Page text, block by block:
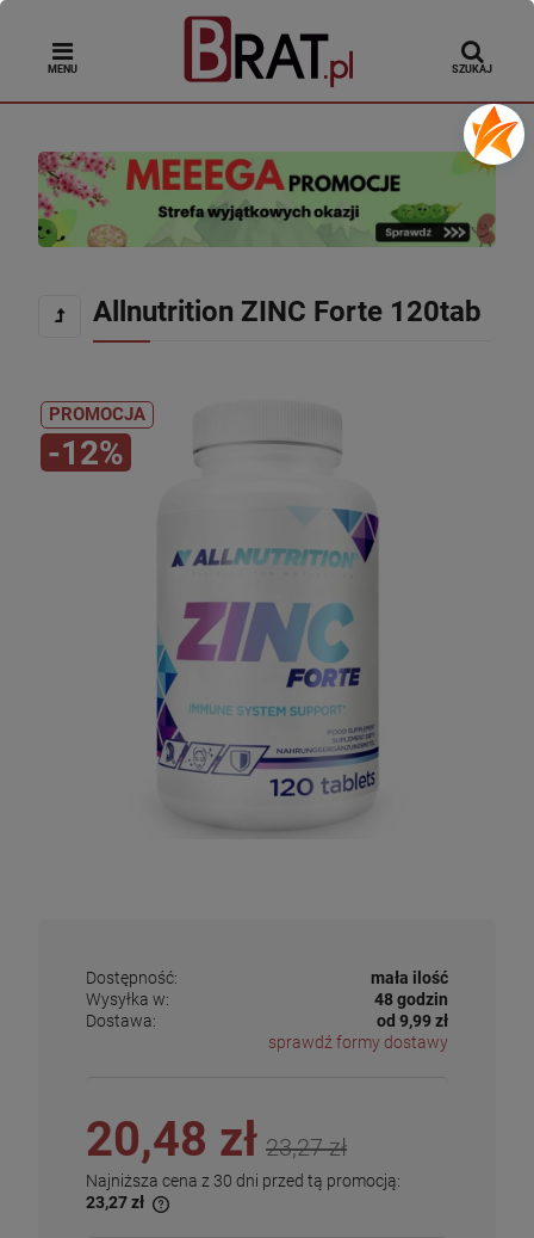
MENU SZUKAJ
Allnutrition ZINC Forte 120tab
PROMOCJA
-12%
Dostępność:
mała ilość
Wysyłka w:
48 godzin
Dostawa:
od 9,99 zł
sprawdź formy dostawy
20,48 zł 23,27 zł
Najniższa cena z 30 dni przed tą promocją:
23,27 zł